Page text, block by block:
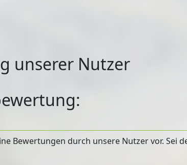
unserer Nutzer
Bewertungen durch unsere Nutzer vor. Sei